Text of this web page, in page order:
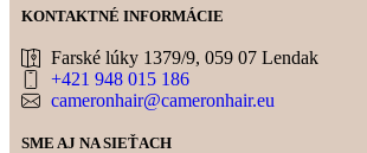
KONTAKTNÉ INFORMÁCIE
Farské lúky 1379/9, 059 07 Lendak
+421 948 015 186
cameronhair@cameronhair.eu
SME AJ NA SIEŤACH